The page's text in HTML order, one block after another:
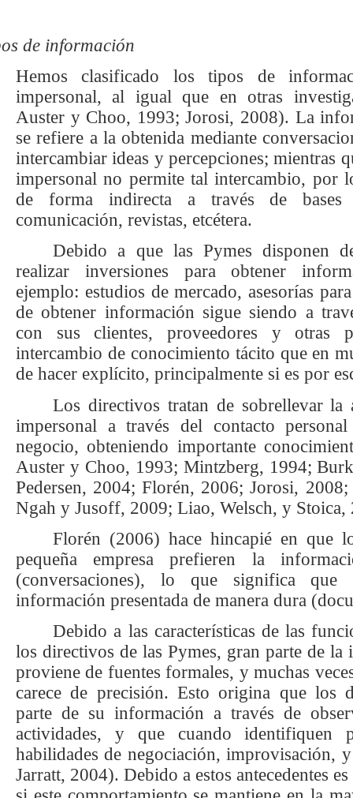
de información
Hemos clasificado los tipos de
impersonal, al igual que en otras
Auster y Choo, 1993; Jorosi, 2008). La
se refiere a la obtenida mediante
intercambiar ideas y percepciones; mientras
impersonal no permite tal intercambio, por
de forma indirecta a través de
comunicación, revistas, etcétera.
Debido a que las Pymes disponen
realizar inversiones para obtener
ejemplo: estudios de mercado, asesorías
de obtener información sigue siendo a
con sus clientes, proveedores y otras
intercambio de conocimiento tácito que en
de hacer explícito, principalmente si es por
Los directivos tratan de sobrellevar la
impersonal a través del contacto
negocio, obteniendo importante
Auster y Choo, 1993; Mintzberg, 1994;
Pedersen, 2004; Florén, 2006; Jorosi,
Ngah y Jusoff, 2009; Liao, Welsch, y
Florén (2006) hace hincapié en que
pequeña empresa prefieren la
(conversaciones), lo que significa
información presentada de manera dura
Debido a las características de las
los directivos de las Pymes, gran parte de
proviene de fuentes formales, y muchas
carece de precisión. Esto origina que los
parte de su información a través de
actividades, y que cuando identifiquen
habilidades de negociación, improvisación,
Jarratt, 2004). Debido a estos antecedentes